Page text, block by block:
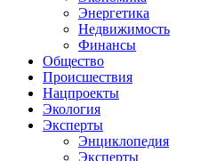
Энергетика
Недвижимость
Финансы
Общество
Происшествия
Нацпроекты
Экология
Эксперты
Энциклопедия
Эксперты